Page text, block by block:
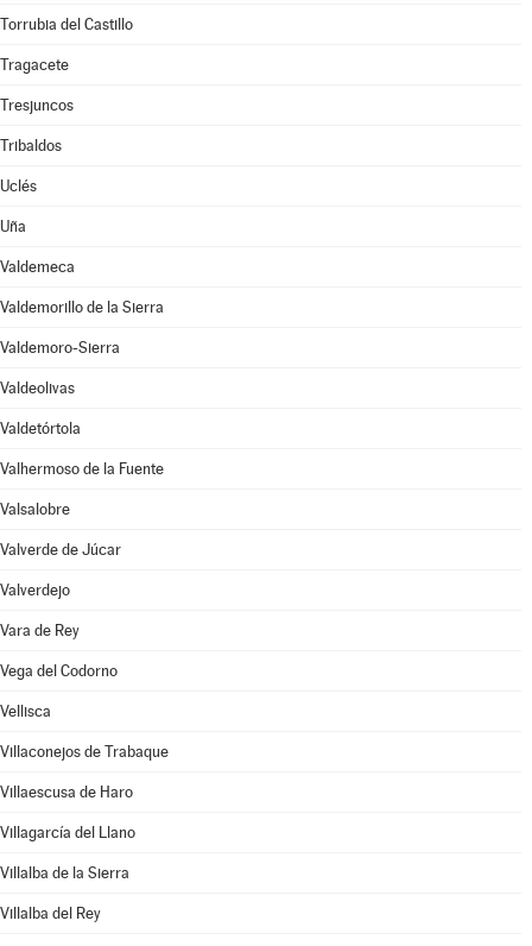
Torrubia del Castillo
Tragacete
Tresjuncos
Tribaldos
Uclés
Uña
Valdemeca
Valdemorillo de la Sierra
Valdemoro-Sierra
Valdeolivas
Valdetórtola
Valhermoso de la Fuente
Valsalobre
Valverde de Júcar
Valverdejo
Vara de Rey
Vega del Codorno
Vellisca
Villaconejos de Trabaque
Villaescusa de Haro
Villagarcía del Llano
Villalba de la Sierra
Villalba del Rey